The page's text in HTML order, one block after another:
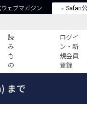
ェブマガジン Safari
読
み
も
の
ログイ
ン・新
規会員
登録